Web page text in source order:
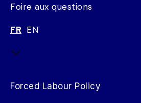
Foire aux questions
FR EN
Forced Labour Policy